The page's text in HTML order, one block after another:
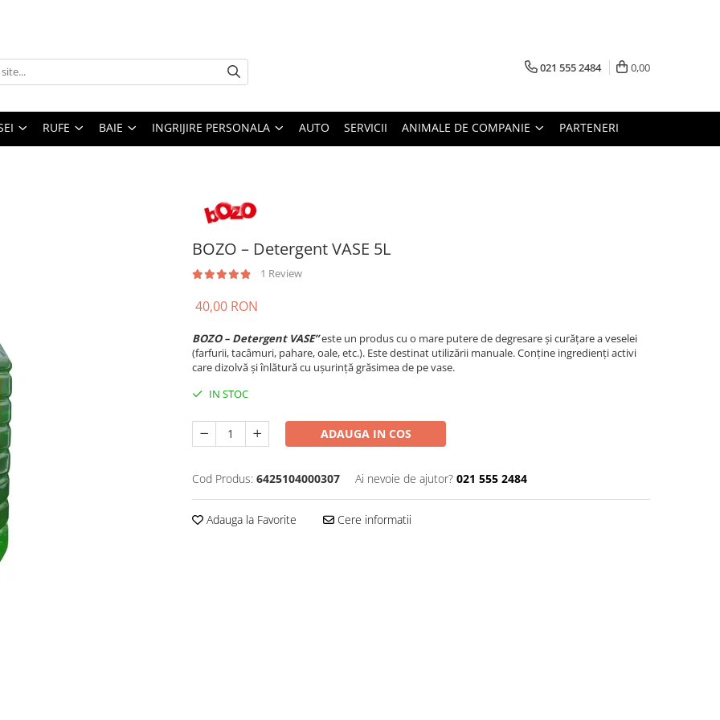
021 555 2484 0,00
RUFE BAIE INGRIJIRE PERSONALA AUTO SERVICII ANIMALE DE COMPANIE PARTENERI
BOZO – Detergent VASE 5L
1 Review
40,00 RON
BOZO – Detergent VASE”este un produs cu o mare putere de degresare și curățare a veselei
(farfurii, tacâmuri, pahare, oale, etc.). Este destinat utilizării manuale. Conține ingredienți activi
care dizolvă și înlătură cu ușurință grăsimea de pe vase.
IN STOC
ADAUGA IN COS
Cod Produs: 6425104000307 Ai nevoie de ajutor? 021 555 2484
Adauga la Favorite Cere informatii